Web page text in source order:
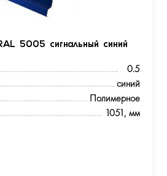
5005 сигнальный синий
0.5
синий
Полимерное
1051, мм